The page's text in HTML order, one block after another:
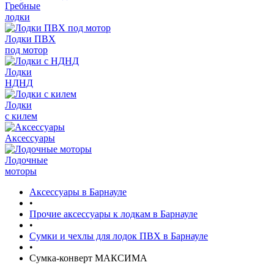
Гребные
лодки
Лодки ПВХ
под мотор
Лодки
НДНД
Лодки
с килем
Аксессуары
Лодочные
моторы
Аксессуары в Барнауле
•
Прочие аксессуары к лодкам в Барнауле
•
Сумки и чехлы для лодок ПВХ в Барнауле
•
Сумка-конверт МАКСИМА